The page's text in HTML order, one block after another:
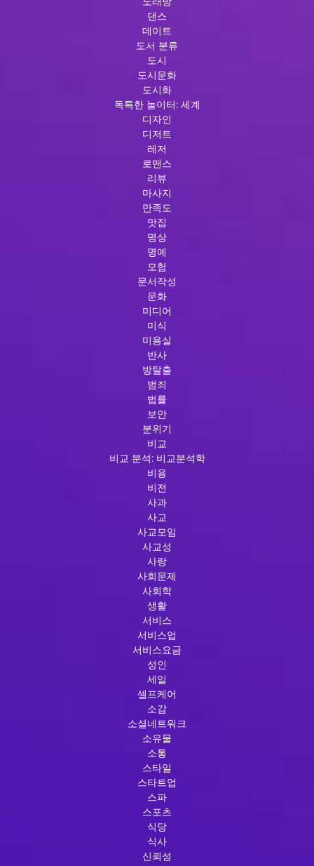
댄스
데이트
도서 분류
도시
도시문화
도시화
독특한 놀이터: 세계
디자인
디저트
레저
로맨스
리뷰
마사지
만족도
맛집
명상
명예
모험
문서작성
문화
미디어
미식
미용실
반사
방탈출
범죄
법률
보안
분위기
비교
비교 분석: 비교분석학
비용
비전
사과
사교
사교모임
사교성
사랑
사회문제
사회학
생활
서비스
서비스업
서비스요금
성인
세일
셀프케어
소감
소셜네트워크
소유물
소통
스타일
스타트업
스파
스포츠
식당
식사
신뢰성